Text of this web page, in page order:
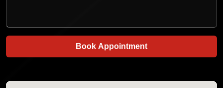
Book Appointment